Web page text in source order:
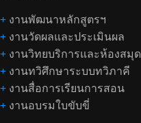
+ งานพัฒนาหลักสูตรฯ
+ งานวัดผลและประเมินผล
+ งานวิทยบริการและห้องสมุด
+ งานทวิศึกษาระบบทวิภาคี
+ งานสื่อการเรียนการสอน
+ งานอบรมใบขับขี่